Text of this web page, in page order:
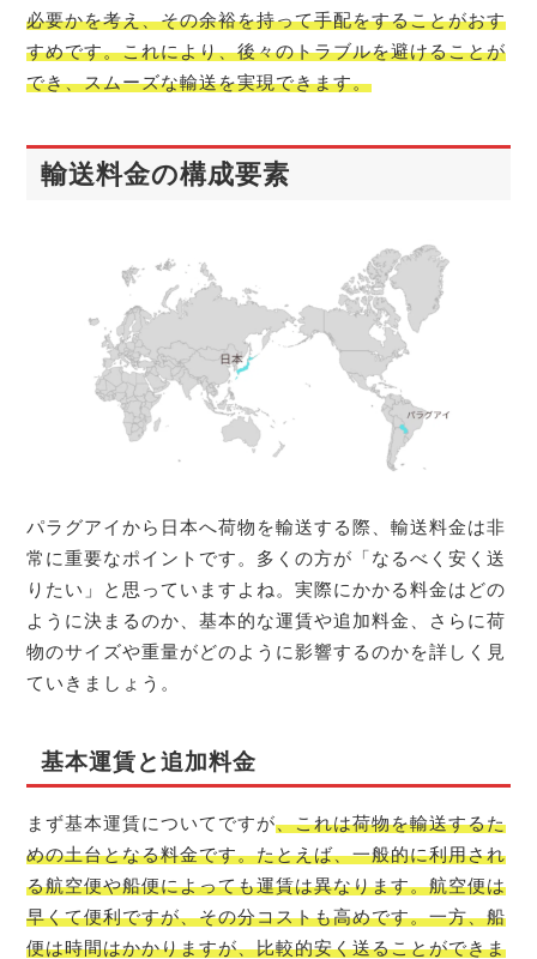
必要かを考え、その余裕を持って手配をすることがおす
すめです。これにより、後々のトラブルを避けることが
でき、スムーズな輸送を実現できます。
輸送料金の構成要素
パラグアイから日本へ荷物を輸送する際、輸送料金は非
常に重要なポイントです。多くの方が「なるべく安く送
りたい」と思っていますよね。実際にかかる料金はどの
ように決まるのか、基本的な運賃や追加料金、さらに荷
物のサイズや重量がどのように影響するのかを詳しく見
ていきましょう。
基本運賃と追加料金
まず基本運賃についてですが、これは荷物を輸送するた
めの土台となる料金です。たとえば、一般的に利用され
る航空便や船便によっても運賃は異なります。航空便は
早くて便利ですが、その分コストも高めです。一方、船
便は時間はかかりますが、比較的安く送ることができま